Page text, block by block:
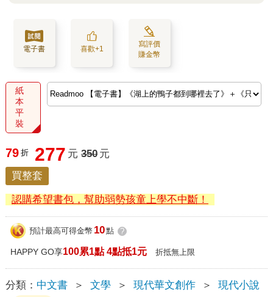
電子書 喜歡+1
寫評價
賺金幣
紙
本
平
裝
79 折 277 元 350 元
買整套
認購希望書包，幫助弱勢孩童上學不中斷！
預計最高可得金幣 10點 ?
HAPPY GO享100累1點 4點抵1元 折抵無上限
分類： 中文書 ＞ 文學 ＞ 現代華文創作 ＞ 現代小說